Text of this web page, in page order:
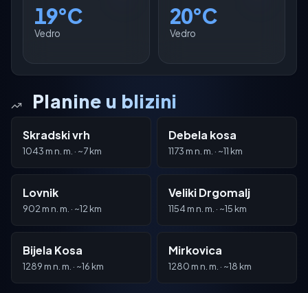
19°C
Vedro
20°C
Vedro
Planine u blizini
Skradski vrh
1043 m n. m. · ~7 km
Debela kosa
1173 m n. m. · ~11 km
Lovnik
902 m n. m. · ~12 km
Veliki Drgomalj
1154 m n. m. · ~15 km
Bijela Kosa
1289 m n. m. · ~16 km
Mirkovica
1280 m n. m. · ~18 km